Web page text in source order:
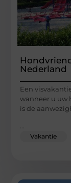
Nederland
Een
wanneer u uw
is de
Vakantie